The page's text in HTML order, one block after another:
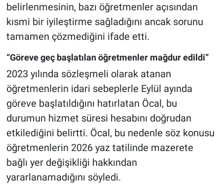
belirlenmesinin, bazı öğretmenler açısından
kısmi bir iyileştirme sağladığını ancak sorunu
tamamen çözmediğini ifade etti.
“Göreve geç başlatılan öğretmenler mağdur edildi”
2023 yılında sözleşmeli olarak atanan
öğretmenlerin idari sebeplerle Eylül ayında
göreve başlatıldığını hatırlatan Öcal, bu
durumun hizmet süresi hesabını doğrudan
etkilediğini belirtti. Öcal, bu nedenle söz konusu
öğretmenlerin 2026 yaz tatilinde mazerete
bağlı yer değişikliği hakkından
yararlanamadığını söyledi.
Kültür - Sanat
Politika
Magazin
Çevre
Haberde İnsan